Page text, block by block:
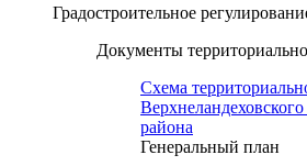
Градостроительное
Документы
Схема
района
Генеральный план